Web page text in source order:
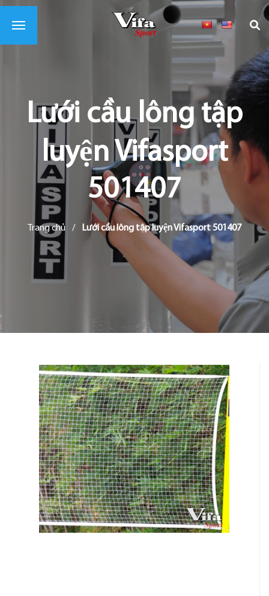
Lưới cầu lông tập
luyện Vifasport
501407
Trang chủ / Lưới cầu lông tập luyện Vifasport 501407